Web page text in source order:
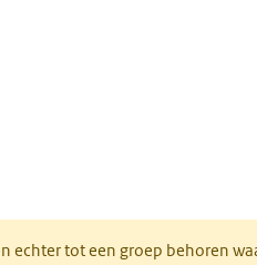
echter tot een groep behoren